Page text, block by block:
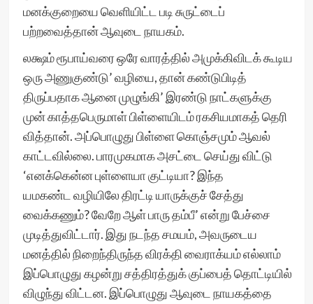
மனக்குறையை வெளியிட்ட படி சுருட்டைப்
பற்றவைத்தான் ஆவுடை நாயகம்.
லக்ஷம் ரூபாய்வரை ஒரே வாரத்தில் அமுக்கிவிடக் கூடிய
ஒரு அணுகுண்டு’ வழியை, தான் கண்டுபிடித்
திருப்பதாக ஆனை முழுங்கி’ இரண்டு நாட்களுக்கு
முன் காத்தபெருமாள் பிள்ளையிடம் ரகசியமாகத் தெரி
வித்தான். அப்பொழுது பிள்ளை கொஞ்சமும் ஆவல்
காட்டவில்லை. பாரமுகமாக அசட்டை செய்து விட்டு
‘எனக்கென்ன புள்ளையா குட்டியா? இந்த
யமகண்ட வழியிலே திரட்டி யாருக்குச் சேத்து
வைக்கணும்? வேறே ஆள் பாரு தம்பீ’ என்று பேச்சை
முடித்துவிட்டார். இது நடந்த சமயம், அவருடைய
மனத்தில் நிறைந்திருந்த விரக்தி வைராக்யம் எல்லாம்
இப்பொழுது கழன்று சத்திரத்துக் குப்பைத் தொட்டியில்
விழுந்து விட்டன. இப்பொழுது ஆவுடை நாயகத்தை